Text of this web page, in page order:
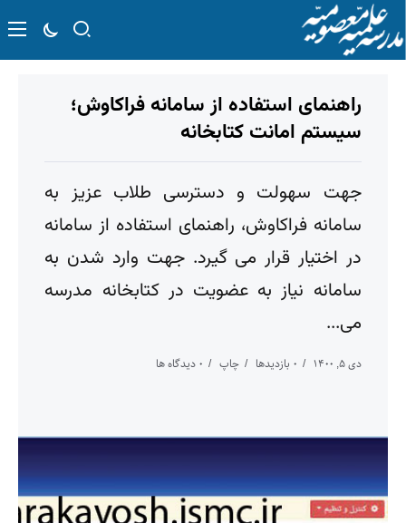
راهنمای استفاده از سامانه فراکاوش؛
سیستم امانت کتابخانه
جهت سهولت و دسترسی طلاب عزیز به
سامانه فراکاوش، راهنمای استفاده از سامانه
در اختیار قرار می گیرد. جهت وارد شدن به
سامانه نیاز به عضویت در کتابخانه مدرسه
می...
دی ۵, ۱۴۰۰ ۰ بازدیدها چاپ ۰ دیدگاه ها